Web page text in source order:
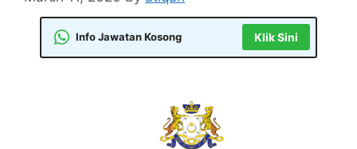
Info Jawatan Kosong Klik Sini